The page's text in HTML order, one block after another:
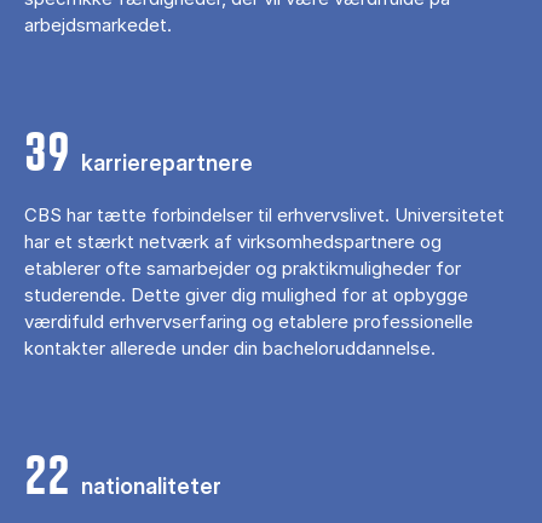
arbejdsmarkedet.
39 karrierepartnere
CBS har tætte forbindelser til erhvervslivet. Universitetet
har et stærkt netværk af virksomhedspartnere og
etablerer ofte samarbejder og praktikmuligheder for
studerende. Dette giver dig mulighed for at opbygge
værdifuld erhvervserfaring og etablere professionelle
kontakter allerede under din bacheloruddannelse.
22 nationaliteter